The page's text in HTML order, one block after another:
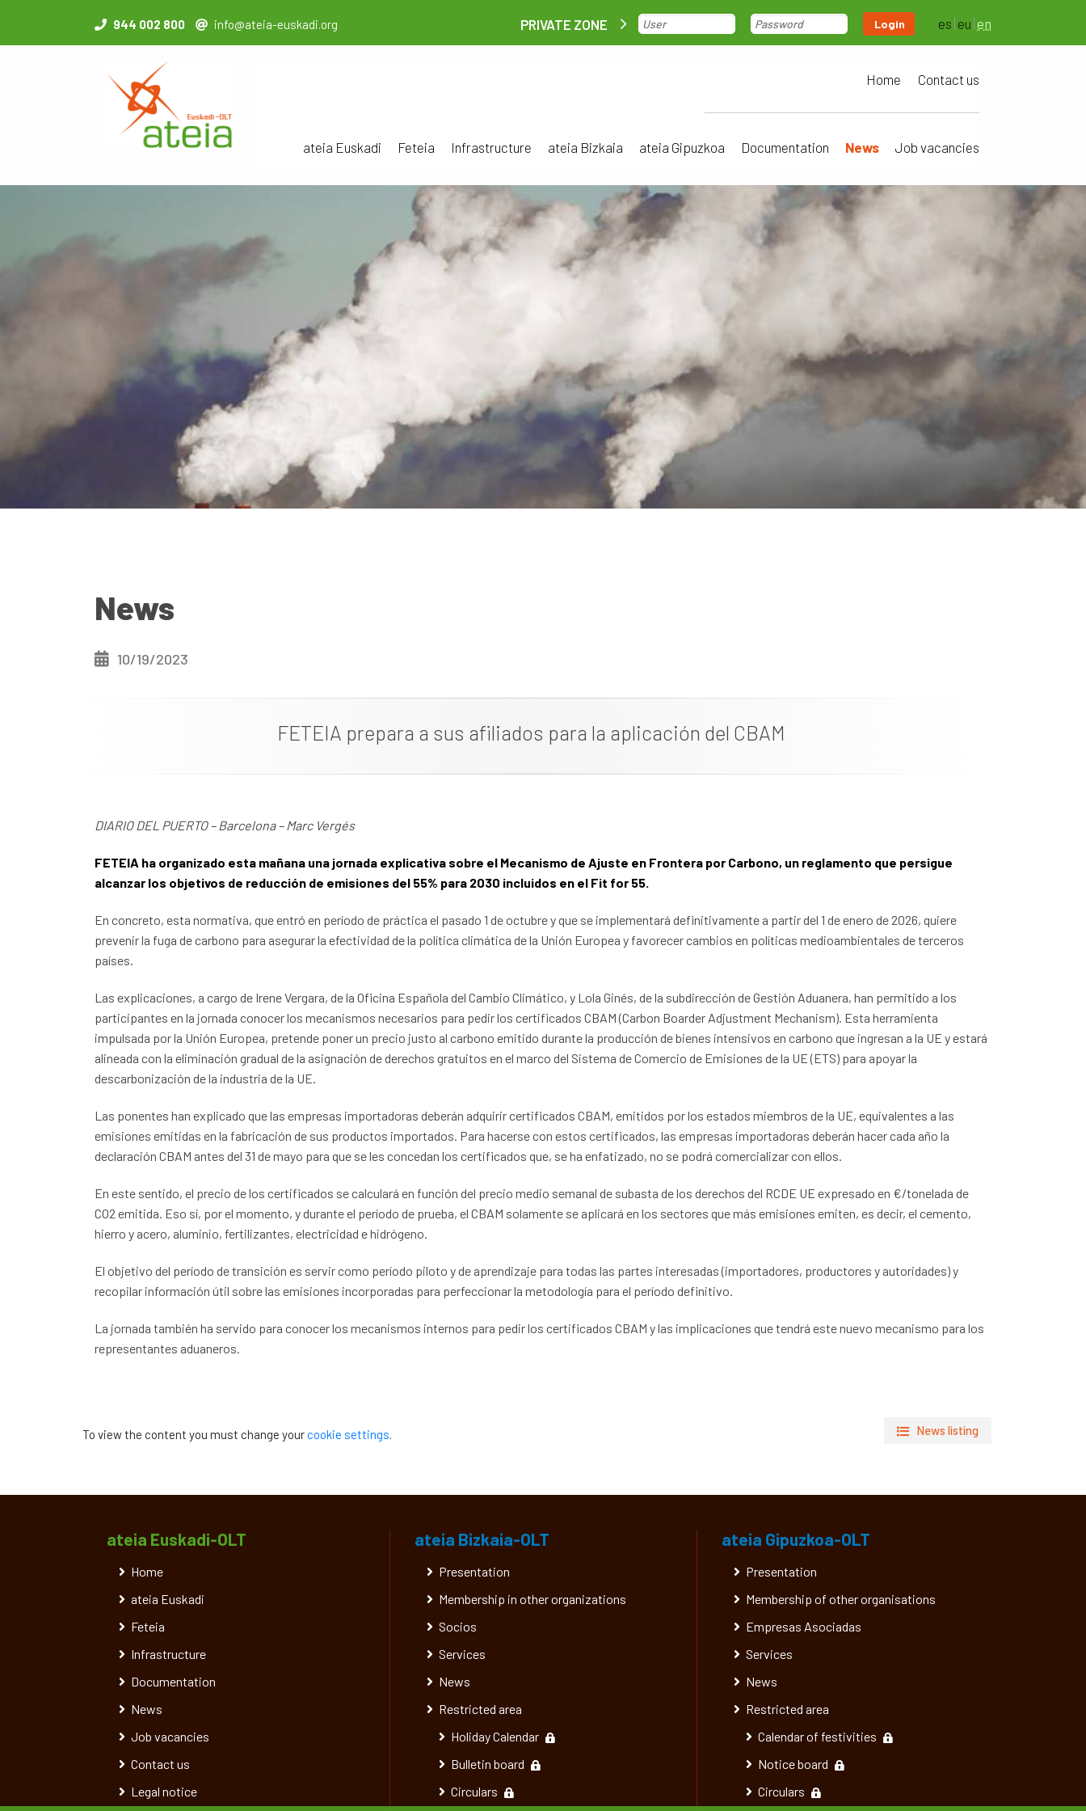
944 002 800 info@ateia-euskadi.org PRIVATE ZONE Login es eu en
Home Contact us
ateia Euskadi Feteia Infrastructure ateia Bizkaia ateia Gipuzkoa Documentation News Job vacancies
News
10/19/2023
FETEIA prepara a sus afiliados para la aplicación del CBAM
DIARIO DEL PUERTO – Barcelona – Marc Vergés
FETEIA ha organizado esta mañana una jornada explicativa sobre el Mecanismo de Ajuste en Frontera por Carbono, un reglamento que persigue
alcanzar los objetivos de reducción de emisiones del 55% para 2030 incluidos en el Fit for 55.
En concreto, esta normativa, que entró en período de práctica el pasado 1 de octubre y que se implementará definitivamente a partir del 1 de enero de 2026, quiere
prevenir la fuga de carbono para asegurar la efectividad de la política climática de la Unión Europea y favorecer cambios en políticas medioambientales de terceros
países.
Las explicaciones, a cargo de Irene Vergara, de la Oficina Española del Cambio Climático, y Lola Ginés, de la subdirección de Gestión Aduanera, han permitido a los
participantes en la jornada conocer los mecanismos necesarios para pedir los certificados CBAM (Carbon Boarder Adjustment Mechanism). Esta herramienta
impulsada por la Unión Europea, pretende poner un precio justo al carbono emitido durante la producción de bienes intensivos en carbono que ingresan a la UE y estará
alineada con la eliminación gradual de la asignación de derechos gratuitos en el marco del Sistema de Comercio de Emisiones de la UE (ETS) para apoyar la
descarbonización de la industria de la UE.
Las ponentes han explicado que las empresas importadoras deberán adquirir certificados CBAM, emitidos por los estados miembros de la UE, equivalentes a las
emisiones emitidas en la fabricación de sus productos importados. Para hacerse con estos certificados, las empresas importadoras deberán hacer cada año la
declaración CBAM antes del 31 de mayo para que se les concedan los certificados que, se ha enfatizado, no se podrá comercializar con ellos.
En este sentido, el precio de los certificados se calculará en función del precio medio semanal de subasta de los derechos del RCDE UE expresado en €/tonelada de
CO2 emitida. Eso sí, por el momento, y durante el período de prueba, el CBAM solamente se aplicará en los sectores que más emisiones emiten, es decir, el cemento,
hierro y acero, aluminio, fertilizantes, electricidad e hidrógeno.
El objetivo del período de transición es servir como período piloto y de aprendizaje para todas las partes interesadas (importadores, productores y autoridades) y
recopilar información útil sobre las emisiones incorporadas para perfeccionar la metodología para el período definitivo.
La jornada también ha servido para conocer los mecanismos internos para pedir los certificados CBAM y las implicaciones que tendrá este nuevo mecanismo para los
representantes aduaneros.
To view the content you must change yourcookie settings. News listing
ateia Euskadi-OLT
Home
ateia Euskadi
Feteia
Infrastructure
Documentation
News
Job vacancies
Contact us
Legal notice
ateia Bizkaia-OLT
Presentation
Membership in other organizations
Socios
Services
News
Restricted area
Holiday Calendar
Bulletin board
Circulars
ateia Gipuzkoa-OLT
Presentation
Membership of other organisations
Empresas Asociadas
Services
News
Restricted area
Calendar of festivities
Notice board
Circulars